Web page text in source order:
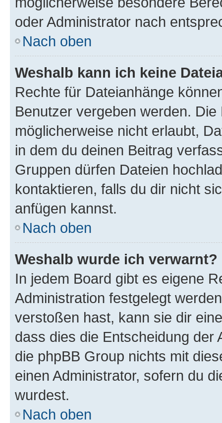
oder Administrator nach
Nach oben
Weshalb kann ich keine
Rechte für Dateianhänge
Benutzer vergeben werden.
möglicherweise nicht erlaubt,
in dem du deinen Beitrag
Gruppen dürfen Dateien
kontaktieren, falls du dir nicht
anfügen kannst.
Nach oben
Weshalb wurde ich verwarnt?
In jedem Board gibt es eigene
Administration festgelegt
verstoßen hast, kann sie dir
dass dies die Entscheidung der
die phpBB Group nichts mit
einen Administrator, sofern du
wurdest.
Nach oben